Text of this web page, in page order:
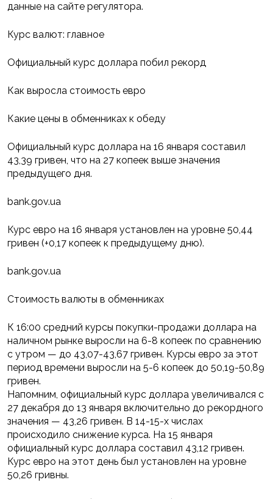
данные на сайте регулятора.
Курс валют: главное
Официальный курс доллара побил рекорд
Как выросла стоимость евро
Какие цены в обменниках к обеду
Официальный курс доллара на 16 января составил
43,39 гривен, что на 27 копеек выше значения
предыдущего дня.
bank.gov.ua
Курс евро на 16 января установлен на уровне 50,44
гривен (+0,17 копеек к предыдущему дню).
bank.gov.ua
Стоимость валюты в обменниках
К 16:00 средний курсы покупки-продажи доллара на
наличном рынке выросли на 6-8 копеек по сравнению
с утром — до 43,07-43,67 гривен. Курсы евро за этот
период времени выросли на 5-6 копеек до 50,19-50,89
гривен.
Напомним, официальный курс доллара увеличивался с
27 декабря до 13 января включительно до рекордного
значения — 43,26 гривен. В 14-15-х числах
происходило снижение курса. На 15 января
официальный курс доллара составил 43,12 гривен.
Курс евро на этот день был установлен на уровне
50,26 гривны.